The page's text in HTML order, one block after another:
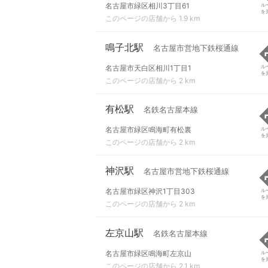
名古屋市緑区相川3丁目61
このページの店舗から 1.9 km
ル
を
鳴子北駅 名古屋市営地下鉄桜通線
名古屋市天白区相川1丁目1
このページの店舗から 2 km
ル
を
有松駅 名鉄名古屋本線
名古屋市緑区鳴海町有松裏
このページの店舗から 2 km
ル
を
神沢駅 名古屋市営地下鉄桜通線
名古屋市緑区神沢1丁目303
このページの店舗から 2 km
ル
を
左京山駅 名鉄名古屋本線
名古屋市緑区鳴海町左京山
このページの店舗から 2.1 km
ル
を